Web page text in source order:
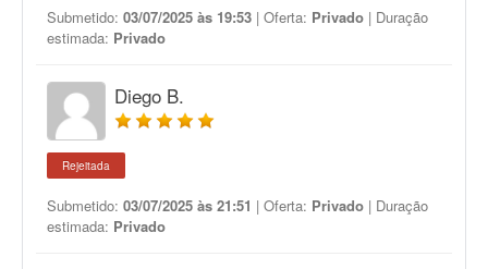
Submetido: 03/07/2025 às 19:53 | Oferta: Privado | Duração
estimada: Privado
Diego B.
Rejeitada
Submetido: 03/07/2025 às 21:51 | Oferta: Privado | Duração
estimada: Privado